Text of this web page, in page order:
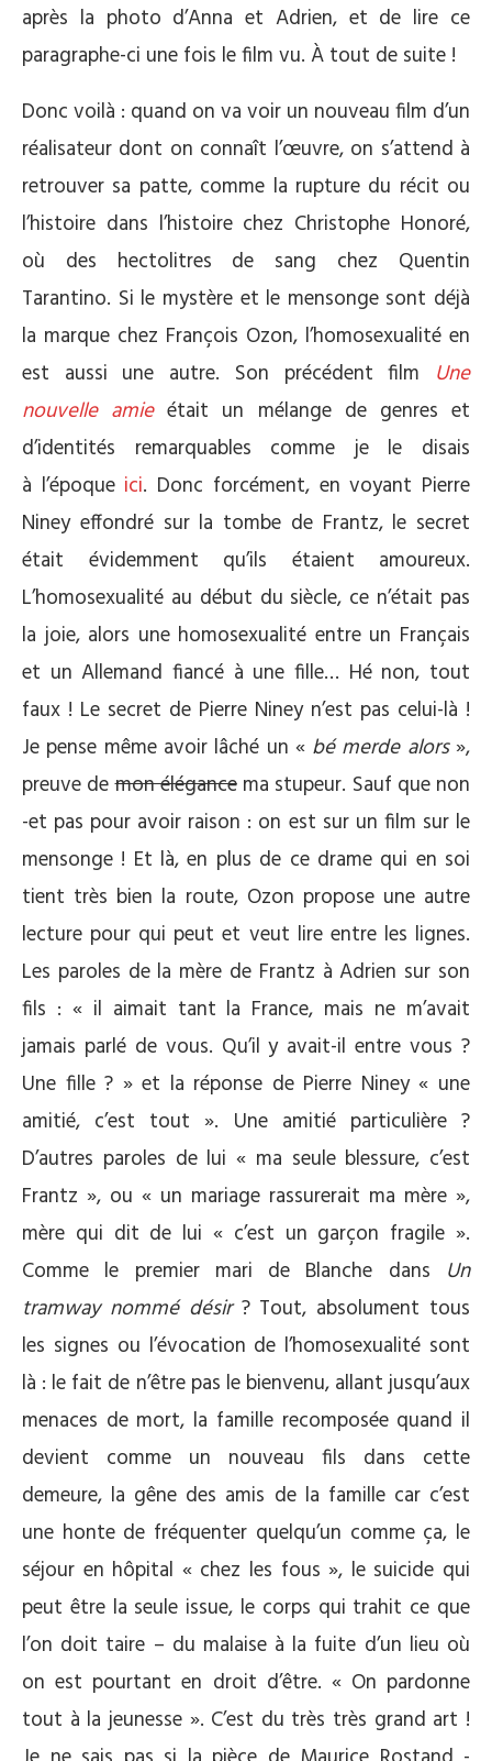
après la photo d’Anna et Adrien, et de lire ce
paragraphe-ci une fois le film vu. À tout de suite !
Donc voilà : quand on va voir un nouveau film d’un
réalisateur dont on connaît l’œuvre, on s’attend à
retrouver sa patte, comme la rupture du récit ou
l’histoire dans l’histoire chez Christophe Honoré,
où des hectolitres de sang chez Quentin
Tarantino. Si le mystère et le mensonge sont déjà
la marque chez François Ozon, l’homosexualité en
est aussi une autre. Son précédent film Une
nouvelle amieétait un mélange de genres et
d’identités remarquables comme je le disais
à l’époque ici. Donc forcément, en voyant Pierre
Niney effondré sur la tombe de Frantz, le secret
était évidemment qu’ils étaient amoureux.
L’homosexualité au début du siècle, ce n’était pas
la joie, alors une homosexualité entre un Français
et un Allemand fiancé à une fille… Hé non, tout
faux ! Le secret de Pierre Niney n’est pas celui-là !
Je pense même avoir lâché un « bé merde alors»,
preuve demon élégancema stupeur. Sauf que non
-et pas pour avoir raison : on est sur un film sur le
mensonge ! Et là, en plus de ce drame qui en soi
tient très bien la route, Ozon propose une autre
lecture pour qui peut et veut lire entre les lignes.
Les paroles de la mère de Frantz à Adrien sur son
fils : « il aimait tant la France, mais ne m’avait
jamais parlé de vous. Qu’il y avait-il entre vous ?
Une fille ? » et la réponse de Pierre Niney « une
amitié, c’est tout ». Une amitié particulière ?
D’autres paroles de lui « ma seule blessure, c’est
Frantz », ou « un mariage rassurerait ma mère »,
mère qui dit de lui « c’est un garçon fragile ».
Comme le premier mari de Blanche dans Un
tramway nommé désir ? Tout, absolument tous
les signes ou l’évocation de l’homosexualité sont
là : le fait de n’être pas le bienvenu, allant jusqu’aux
menaces de mort, la famille recomposée quand il
devient comme un nouveau fils dans cette
demeure, la gêne des amis de la famille car c’est
une honte de fréquenter quelqu’un comme ça, le
séjour en hôpital « chez les fous », le suicide qui
peut être la seule issue, le corps qui trahit ce que
l’on doit taire – du malaise à la fuite d’un lieu où
on est pourtant en droit d’être. « On pardonne
tout à la jeunesse ». C’est du très très grand art !